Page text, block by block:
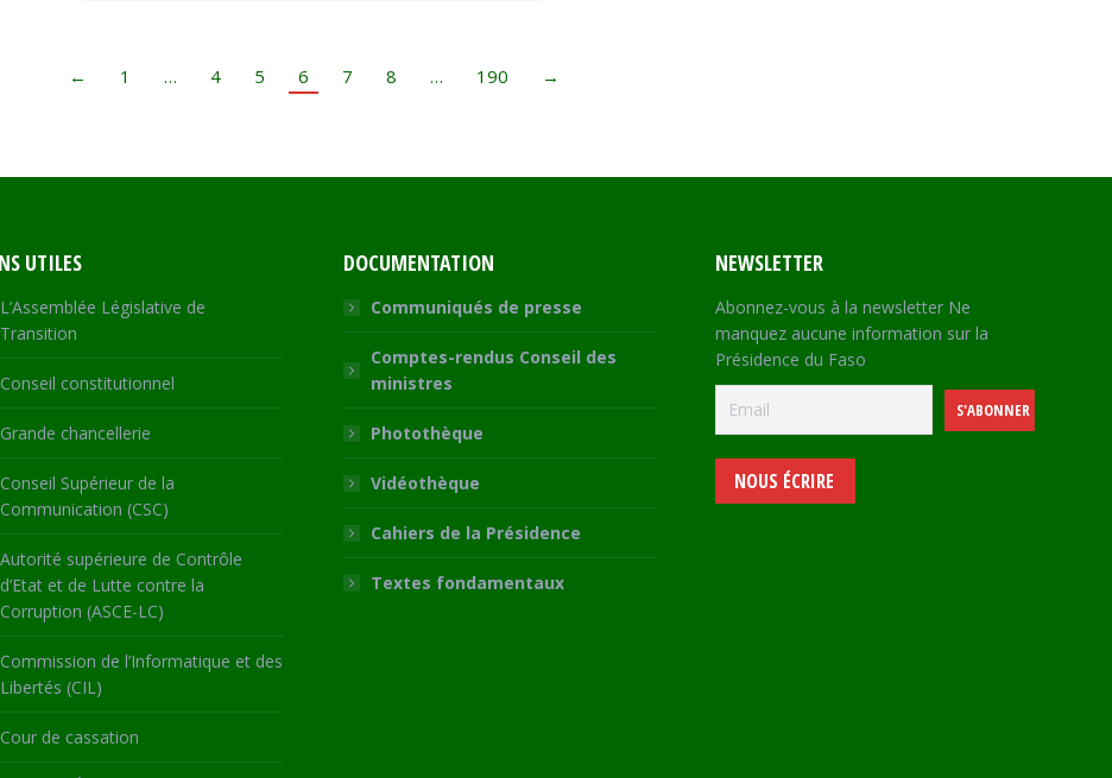
← 1 … 4 5 6 7 8 … 190 →
UTILES
L’Assemblée Législative de
Transition
Conseil constitutionnel
Grande chancellerie
Conseil Supérieur de la
Communication (CSC)
Autorité supérieure de Contrôle
d’Etat et de Lutte contre la
Corruption (ASCE-LC)
Commission de l’Informatique et des
Libertés (CIL)
Cour de cassation
DOCUMENTATION
Communiqués de presse
Comptes-rendus Conseil des
ministres
Photothèque
Vidéothèque
Cahiers de la Présidence
Textes fondamentaux
NEWSLETTER
Abonnez-vous à la newsletter Ne
manquez aucune information sur la
Présidence du Faso
NOUS ÉCRIRE